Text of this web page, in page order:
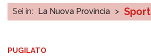
Sei in: La Nuova Provincia > Sport
PUGILATO